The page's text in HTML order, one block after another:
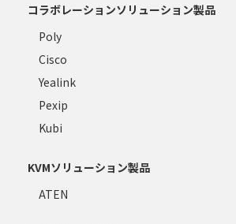
コラボレーションソリューション製品
Poly
Cisco
Yealink
Pexip
Kubi
KVMソリューション製品
ATEN